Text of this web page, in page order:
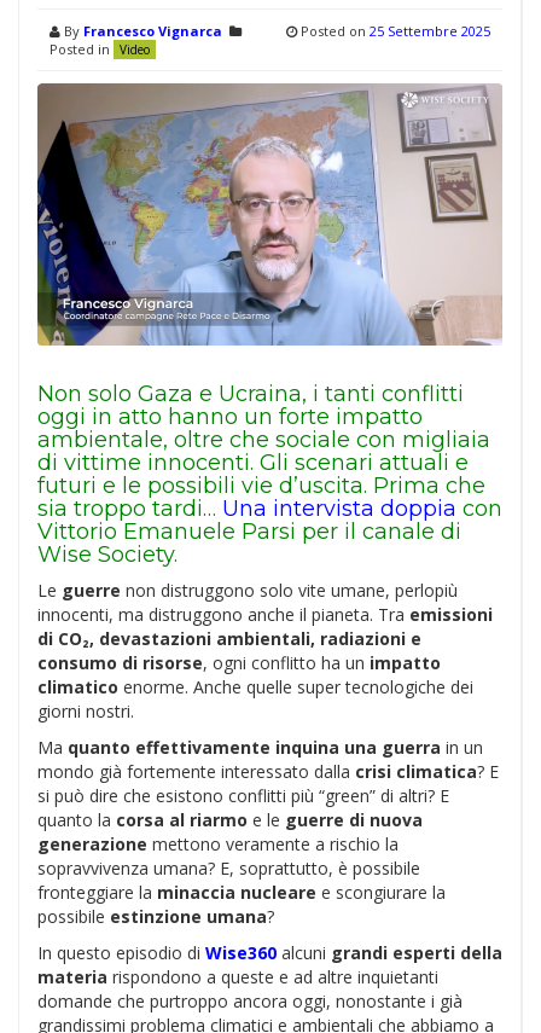
By Francesco Vignarca
Posted in
Video
Posted on 25 Settembre 2025
Non solo Gaza e Ucraina, i tanti conflitti
oggi in atto hanno un forte impatto
ambientale, oltre che sociale con migliaia
di vittime innocenti. Gli scenari attuali e
futuri e le possibili vie d’uscita. Prima che
sia troppo tardi… Una intervista doppia con
Vittorio Emanuele Parsi per il canale di
Wise Society.
Le guerre non distruggono solo vite umane, perlopiù
innocenti, ma distruggono anche il pianeta. Tra emissioni
di CO₂, devastazioni ambientali, radiazioni e
consumo di risorse, ogni conflitto ha un impatto
climatico enorme. Anche quelle super tecnologiche dei
giorni nostri.
Ma quanto effettivamente inquina una guerra in un
mondo già fortemente interessato dalla crisi climatica? E
si può dire che esistono conflitti più “green” di altri? E
quanto la corsa al riarmo e le guerre di nuova
generazione mettono veramente a rischio la
sopravvivenza umana? E, soprattutto, è possibile
fronteggiare la minaccia nucleare e scongiurare la
possibile estinzione umana?
In questo episodio di Wise360 alcuni grandi esperti della
materia rispondono a queste e ad altre inquietanti
domande che purtroppo ancora oggi, nonostante i già
grandissimi problema climatici e ambientali che abbiamo a